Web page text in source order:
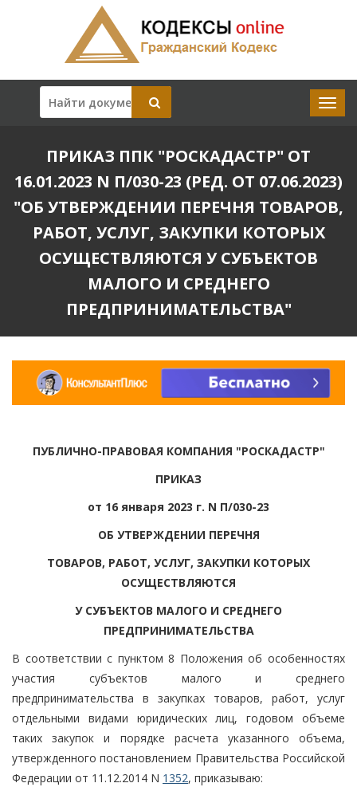
ПРИКАЗ ППК "РОСКАДАСТР" ОТ
16.01.2023 N П/030-23 (РЕД. ОТ 07.06.2023)
"ОБ УТВЕРЖДЕНИИ ПЕРЕЧНЯ ТОВАРОВ,
РАБОТ, УСЛУГ, ЗАКУПКИ КОТОРЫХ
ОСУЩЕСТВЛЯЮТСЯ У СУБЪЕКТОВ
МАЛОГО И СРЕДНЕГО
ПРЕДПРИНИМАТЕЛЬСТВА"
ПУБЛИЧНО-ПРАВОВАЯ КОМПАНИЯ "РОСКАДАСТР"
ПРИКАЗ
от 16 января 2023 г. N П/030-23
ОБ УТВЕРЖДЕНИИ ПЕРЕЧНЯ
ТОВАРОВ, РАБОТ, УСЛУГ, ЗАКУПКИ КОТОРЫХ
ОСУЩЕСТВЛЯЮТСЯ
У СУБЪЕКТОВ МАЛОГО И СРЕДНЕГО
ПРЕДПРИНИМАТЕЛЬСТВА
В соответствии с пунктом 8 Положения об особенностях
участия субъектов малого и среднего
предпринимательства в закупках товаров, работ, услуг
отдельными видами юридических лиц, годовом объеме
таких закупок и порядке расчета указанного объема,
утвержденного постановлением Правительства Российской
Федерации от 11.12.2014 N 1352, приказываю: